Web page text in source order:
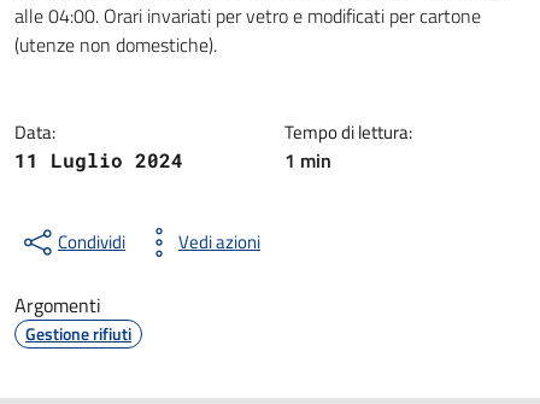
alle 04:00. Orari invariati per vetro e modificati per cartone
(utenze non domestiche).
Data:
11 Luglio 2024
Tempo di lettura:
1 min
Condividi Vedi azioni
Argomenti
Gestione rifiuti